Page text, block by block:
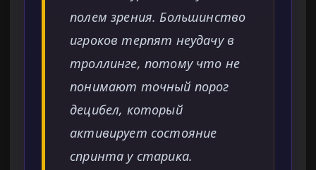
полем зрения. Большинство
игроков терпят неудачу в
троллинге, потому что не
понимают точный порог
децибел, который
активирует состояние
спринта у старика.